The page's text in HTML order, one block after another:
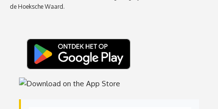
de Hoeksche Waard.